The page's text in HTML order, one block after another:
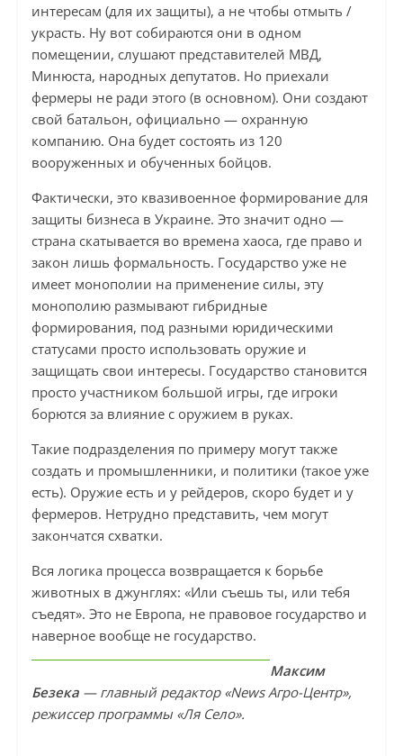
интересам (для их защиты), а не чтобы отмыть /
украсть. Ну вот собираются они в одном
помещении, слушают представителей МВД,
Минюста, народных депутатов. Но приехали
фермеры не ради этого (в основном). Они создают
свой батальон, официально — охранную
компанию. Она будет состоять из 120
вооруженных и обученных бойцов.
Фактически, это квазивоенное формирование для
защиты бизнеса в Украине. Это значит одно —
страна скатывается во времена хаоса, где право и
закон лишь формальность. Государство уже не
имеет монополии на применение силы, эту
монополию размывают гибридные
формирования, под разными юридическими
статусами просто использовать оружие и
защищать свои интересы. Государство становится
просто участником большой игры, где игроки
борются за влияние с оружием в руках.
Такие подразделения по примеру могут также
создать и промышленники, и политики (такое уже
есть). Оружие есть и у рейдеров, скоро будет и у
фермеров. Нетрудно представить, чем могут
закончатся схватки.
Вся логика процесса возвращается к борьбе
животных в джунглях: «Или съешь ты, или тебя
съедят». Это не Европа, не правовое государство и
наверное вообще не государство.
Максим
Безека— главный редактор «News Агро-Центр»,
режиссер программы «Ля Село».